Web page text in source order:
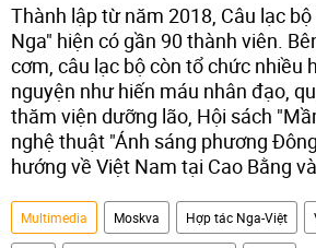
Thành lập từ năm 2018, Câu lạc
Nga" hiện có gần 90 thành viên.
cơm, câu lạc bộ còn tổ chức nhiều
nguyện như hiến máu nhân đạo,
thăm viện dưỡng lão, Hội sách
nghệ thuật "Ánh sáng phương
hướng về Việt Nam tại Cao Bằng
Multimedia Moskva Hợp tác Nga-Việt